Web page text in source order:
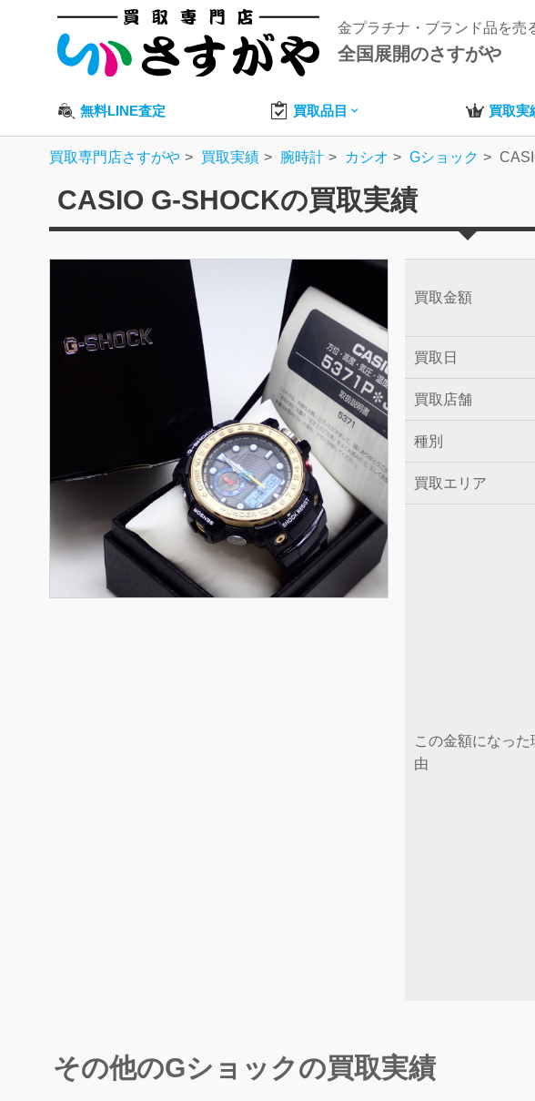
金プラチナ・ブランド品を売
全国展開のさすがや
無料LINE査定 買取品目 買取実
買取専門店さすがや 買取実績 腕時計 カシオ Gショック
CASIO G-SHOCKの買取実績
買取金額
買取日
買取店舗
種別
買取エリア
この金額になった
由
その他のGショックの買取実績